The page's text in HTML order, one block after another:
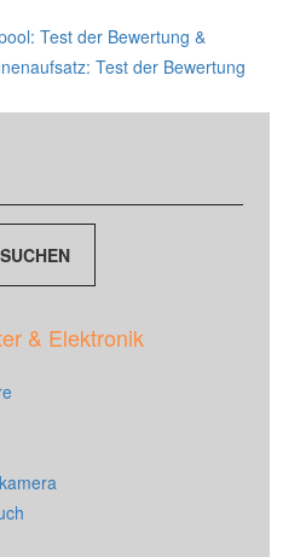
Test der Bewertung &
Test der Bewertung
& Elektronik